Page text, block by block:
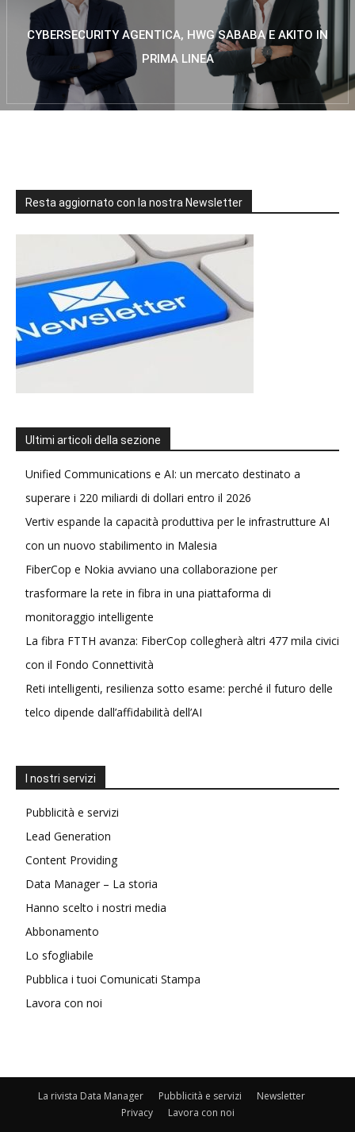
CYBERSECURITY AGENTICA, HWG SABABA E AKITO IN
PRIMA LINEA
Resta aggiornato con la nostra Newsletter
Ultimi articoli della sezione
Unified Communications e AI: un mercato destinato a
superare i 220 miliardi di dollari entro il 2026
Vertiv espande la capacità produttiva per le infrastrutture AI
con un nuovo stabilimento in Malesia
FiberCop e Nokia avviano una collaborazione per
trasformare la rete in fibra in una piattaforma di
monitoraggio intelligente
La fibra FTTH avanza: FiberCop collegherà altri 477 mila civici
con il Fondo Connettività
Reti intelligenti, resilienza sotto esame: perché il futuro delle
telco dipende dall’affidabilità dell’AI
I nostri servizi
Pubblicità e servizi
Lead Generation
Content Providing
Data Manager – La storia
Hanno scelto i nostri media
Abbonamento
Lo sfogliabile
Pubblica i tuoi Comunicati Stampa
Lavora con noi
La rivista Data Manager Pubblicità e servizi
Newsletter
Privacy
Lavora con noi